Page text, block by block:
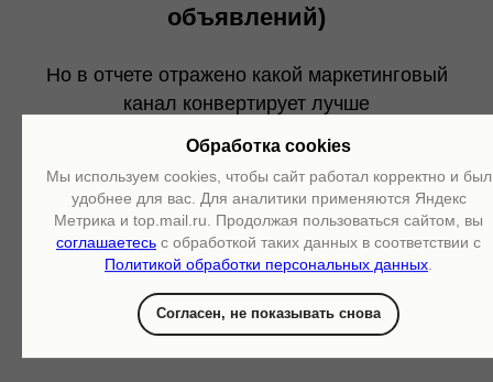
Обработка cookies
Мы используем cookies, чтобы сайт работал корректно и был
удобнее для вас. Для аналитики применяются Яндекс
Метрика и top.mail.ru. Продолжая пользоваться сайтом, вы
соглашаетесь с обработкой таких данных в соответствии с
Политикой обработки персональных данных
Согласен, не показывать снова
объявлений)
Но в отчете отражено какой маркетинговый
канал конвертирует лучше
Подобрать эффективное решение